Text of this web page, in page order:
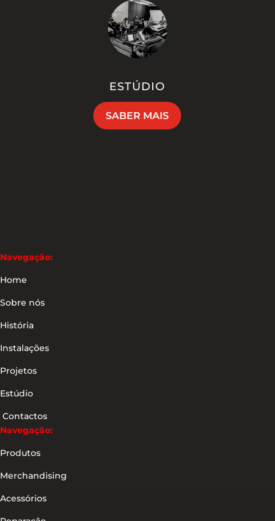
ESTÚDIO
SABER MAIS
Navegação:
Home
Sobre nós
História
Instalações
Projetos
Estúdio
Contactos
Navegação:
Produtos
Merchandising
Acessórios